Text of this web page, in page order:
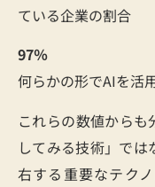
ている企業の割合
97％
何らかの形でAIを活
これらの数値から
してみる技術」で
右する重要なテク